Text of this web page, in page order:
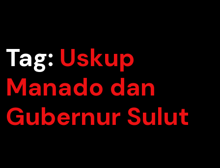
Tag: Uskup
Manado dan
Gubernur Sulut